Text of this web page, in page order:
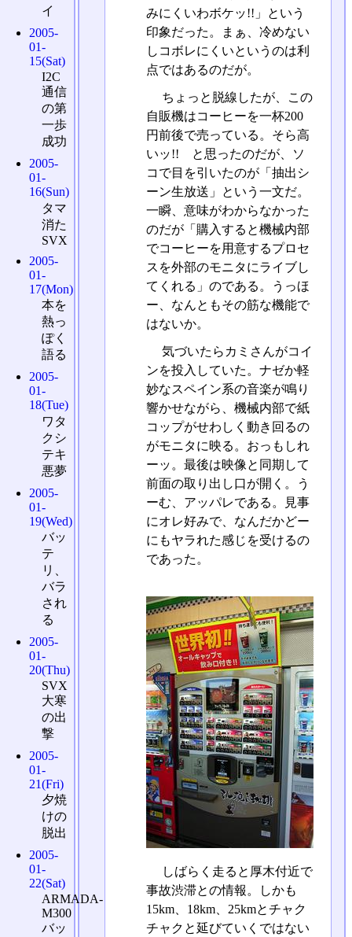
みにくいわボケッ!!」という
印象だった。まぁ、冷めない
しコボレにくいというのは利
点ではあるのだが。
ちょっと脱線したが、この
自販機はコーヒーを一杯200
円前後で売っている。そら高
いッ!! と思ったのだが、ソ
コで目を引いたのが「抽出シ
ーン生放送」という一文だ。
一瞬、意味がわからなかった
のだが「購入すると機械内部
でコーヒーを用意するプロセ
スを外部のモニタにライブし
てくれる」のである。うっほ
ー、なんともその筋な機能で
はないか。
気づいたらカミさんがコイ
ンを投入していた。ナゼか軽
妙なスペイン系の音楽が鳴り
響かせながら、機械内部で紙
コップがせわしく動き回るの
がモニタに映る。おっもしれ
ーッ。最後は映像と同期して
前面の取り出し口が開く。う
ーむ、アッパレである。見事
にオレ好みで、なんだかどー
にもヤラれた感じを受けるの
であった。
しばらく走ると厚木付近で
事故渋滞との情報。しかも
15km、18km、25kmとチャク
チャクと延びていくではない
イ
2005-
01-
15(Sat)
I2C
通信
の第
一歩
成功
2005-
01-
16(Sun)
タマ
消た
SVX
2005-
01-
17(Mon)
本を
熱っ
ぽく
語る
2005-
01-
18(Tue)
ワタ
クシ
テキ
悪夢
2005-
01-
19(Wed)
バッ
テ
リ、
バラ
され
る
2005-
01-
20(Thu)
SVX
大寒
の出
撃
2005-
01-
21(Fri)
夕焼
けの
脱出
2005-
01-
22(Sat)
ARMADA-
M300
バッ